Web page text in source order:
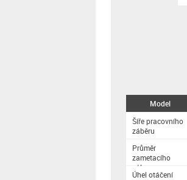
Model
Šíře pracovního
záběru
Průměr
zametacího
válce
Úhel otáčení